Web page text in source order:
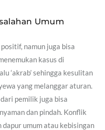
Umum
namun juga bisa
kasus di
‘akrab’ sehingga kesulitan
yang melanggar aturan.
pemilik juga bisa
dan pindah. Konflik
umum atau kebisingan